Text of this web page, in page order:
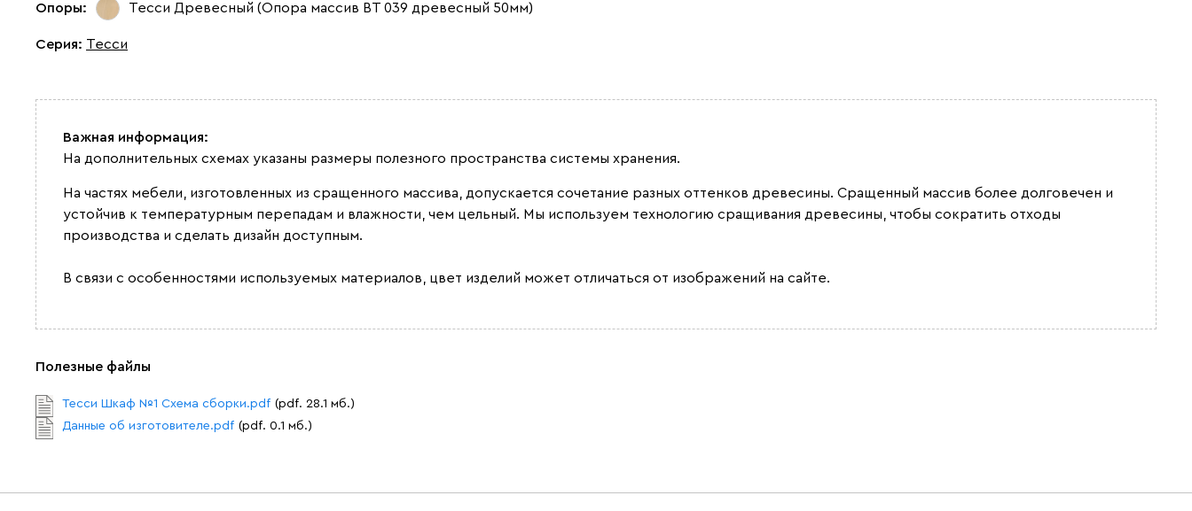
Опоры: Тесси Древесный (Опора массив ВТ 039 древесный 50мм)
Серия: Тесси
Важная информация:
На дополнительных схемах указаны размеры полезного пространства системы хранения.
На частях мебели, изготовленных из сращенного массива, допускается сочетание разных оттенков древесины. Сращенный массив более долговечен и
устойчив к температурным перепадам и влажности, чем цельный. Мы используем технологию сращивания древесины, чтобы сократить отходы
производства и сделать дизайн доступным.
В связи с особенностями используемых материалов, цвет изделий может отличаться от изображений на сайте.
Полезные файлы
Тесси Шкаф №1 Схема сборки.pdf (pdf. 28.1 мб.)
Данные об изготовителе.pdf (pdf. 0.1 мб.)